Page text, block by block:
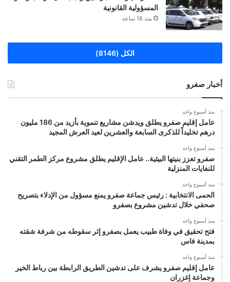
المسؤولية القانونية
منذ 18 ساعة
الكل (8146)
أخبار صفرو
منذ أسبوع واحد
عامل إقليم صفرو يطلق ويدشن مشاريع تنموية بأزيد من 186 مليون
درهم تخليداً للذكرى السابعة والعشرين لعيد العرش المجيد
منذ أسبوع واحد
صفرو تعزز بنيتها البيئية.. عامل الإقليم يطلق مشروع مركز الطمر التقني
للنفايات المنزلية
منذ أسبوع واحد
الحمى الانتخابية : رئيس جماعة صفرو يمنع مسؤول من الإدلاء بتصريح
صحفي خلال تدشين مشروع بصفرو
منذ أسبوع واحد
فتح تحقيق في وفاة طبيب يعمل بصفرو إثر سقوطه من شرفة شقته
بمدينة فاس
منذ أسبوع واحد
عامل إقليم صفرو يشرف على تدشين الطريق الرابطة بين رباط الخير
وجماعة إغزران